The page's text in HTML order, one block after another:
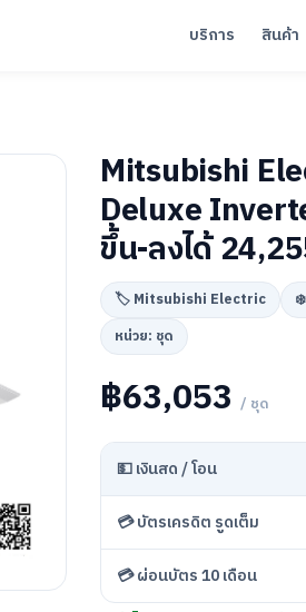
บริการ สินค้า
Mitsubishi
Deluxe
ขึ้น-ลงได้
🏷️ Mitsubishi Electric
หน่วย: ชุด
฿63,053 / ชุด
💵 เงินสด / โอน
💳 บัตรเครดิต รูดเต็ม
💳 ผ่อนบัตร 10 เดือน